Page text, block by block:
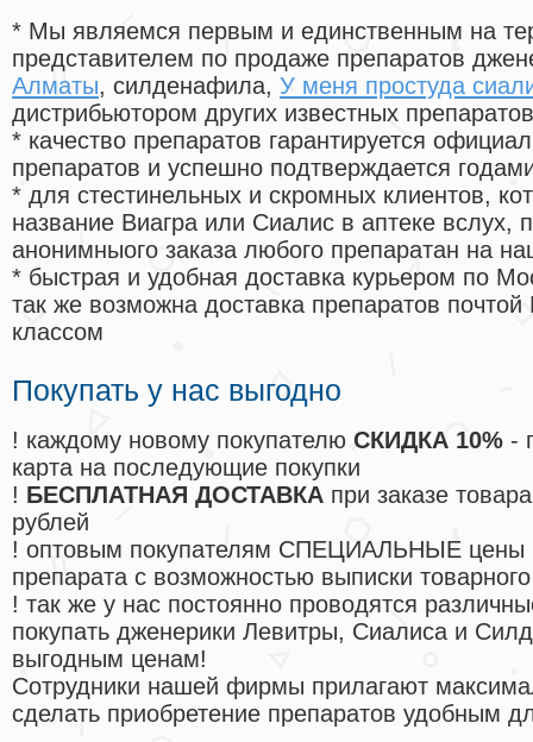
* Мы являемся первым и единственным на
представителем по продаже препаратов
Алматы, силденафила, У меня простуда
дистрибьютором других известных препаратов
* качество препаратов гарантируется
препаратов и успешно подтверждается
* для стестинельных и скромных клиентов,
название Виагра или Сиалис в аптеке вслух,
анонимныого заказа любого препаратан на
* быстрая и удобная доставка курьером по
так же возможна доставка препаратов
классом
Покупать у нас выгодно
! каждому новому покупателю СКИДКА 10% -
карта на последующие покупки
! БЕСПЛАТНАЯ ДОСТАВКА при заказе
рублей
! оптовым покупателям СПЕЦИАЛЬНЫЕ цены
препарата с возможностью выписки
! так же у нас постоянно проводятся
покупать дженерики Левитры, Сиалиса и
выгодным ценам!
Cотрудники нашей фирмы прилагают
сделать приобретение препаратов удобным